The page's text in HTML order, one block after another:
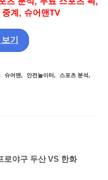
계 , 슈어맨TV
기
슈어맨, 안전놀이터, 스포츠 분석,
로야구 두산 VS 한화